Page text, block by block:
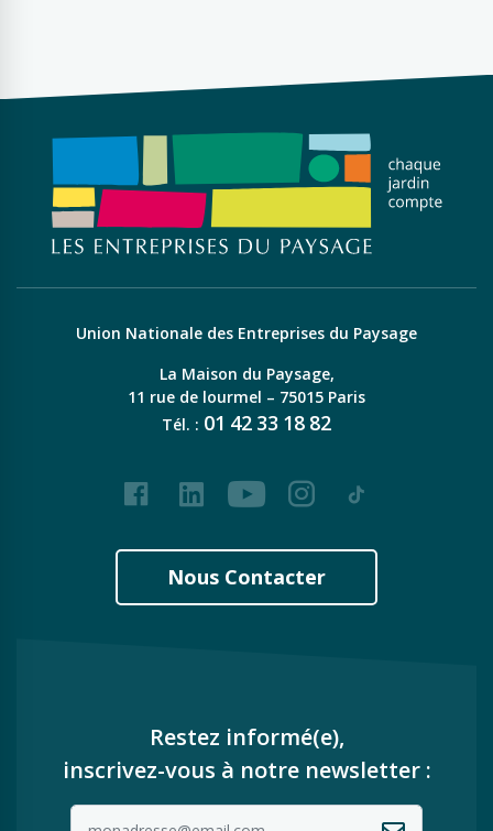
Union Nationale des Entreprises du Paysage
La Maison du Paysage,
11 rue de lourmel – 75015 Paris
Tél. : 01 42 33 18 82
FacebookLinkedInYoutubeInstagram
Tiktok
Nous Contacter
Restez informé(e),
inscrivez-vous à notre newsletter :